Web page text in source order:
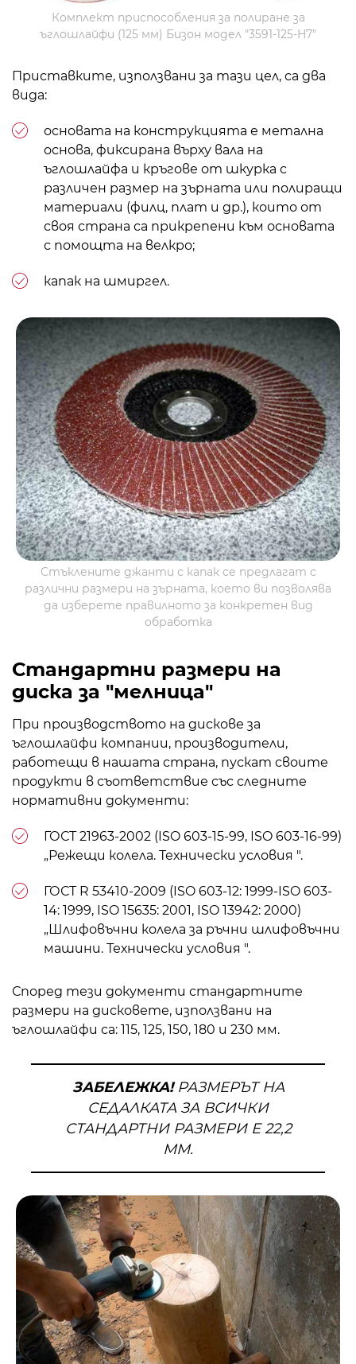
Комплект приспособления за полиране за
ъглошлайфи (125 мм) Бизон модел "3591-125-H7"
Приставките, използвани за тази цел, са два
вида:
основата на конструкцията е метална
основа, фиксирана върху вала на
ъглошлайфа и кръгове от шкурка с
различен размер на зърната или полиращи
материали (филц, плат и др.), които от
своя страна са прикрепени към основата
с помощта на велкро;
капак на шмиргел.
Стъклените джанти с капак се предлагат с
различни размери на зърната, което ви позволява
да изберете правилното за конкретен вид
обработка
Стандартни размери на
диска за "мелница"
При производството на дискове за
ъглошлайфи компании, производители,
работещи в нашата страна, пускат своите
продукти в съответствие със следните
нормативни документи:
ГОСТ 21963-2002 (ISO 603-15-99, ISO 603-16-99)
„Режещи колела. Технически условия ".
ГОСТ R 53410-2009 (ISO 603-12: 1999-ISO 603-
14: 1999, ISO 15635: 2001, ISO 13942: 2000)
„Шлифовъчни колела за ръчни шлифовъчни
машини. Технически условия ".
Според тези документи стандартните
размери на дисковете, използвани на
ъглошлайфи са: 115, 125, 150, 180 и 230 мм.
ЗАБЕЛЕЖКА!РАЗМЕРЪТ НА
СЕДАЛКАТА ЗА ВСИЧКИ
СТАНДАРТНИ РАЗМЕРИ Е 22,2
ММ.